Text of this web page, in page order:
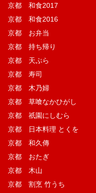
京都 和食2017
京都 和食2016
京都 お弁当
京都 持ち帰り
京都 天ぷら
京都 寿司
京都 木乃婦
京都 草喰なかひがし
京都 祇園にしむら
京都 日本料理 とくを
京都 和久傳
京都 おたぎ
京都 木山
京都 割烹 竹うち